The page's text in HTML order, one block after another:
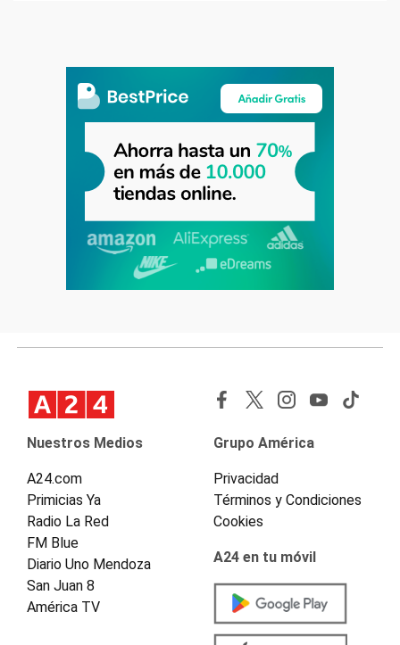
Nuestros Medios
A24.com
Primicias Ya
Radio La Red
FM Blue
Diario Uno Mendoza
San Juan 8
América TV
Grupo América
Privacidad
Términos y Condiciones
Cookies
A24 en tu móvil